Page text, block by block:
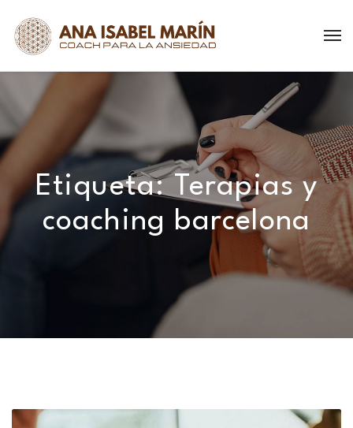
Etiqueta: Terapias y
coaching barcelona